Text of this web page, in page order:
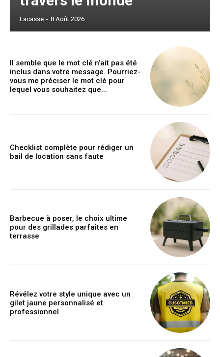
Lacasse - 8 Août 2026
Il semble que le mot clé n’ait pas été
inclus dans votre message. Pourriez-
vous me préciser le mot clé pour
lequel vous souhaitez que...
Checklist complète pour rédiger un
bail de location sans faute
Barbecue à poser, le choix ultime
pour des grillades parfaites en
terrasse
Révélez votre style unique avec un
gilet jaune personnalisé et
professionnel